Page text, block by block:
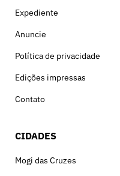
Expediente
Anuncie
Política de privacidade
Edições impressas
Contato
CIDADES
Mogi das Cruzes